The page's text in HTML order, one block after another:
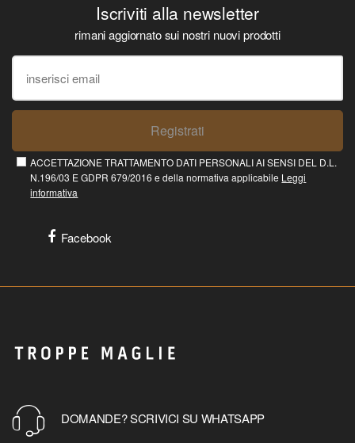
Iscriviti alla newsletter
rimani aggiornato sui nostri nuovi prodotti
Registrati
ACCETTAZIONE TRATTAMENTO DATI PERSONALI AI SENSI DEL D.L.
N.196/03 E GDPR 679/2016 e della normativa applicabile Leggi
informativa
Facebook
DOMANDE? SCRIVICI SU WHATSAPP